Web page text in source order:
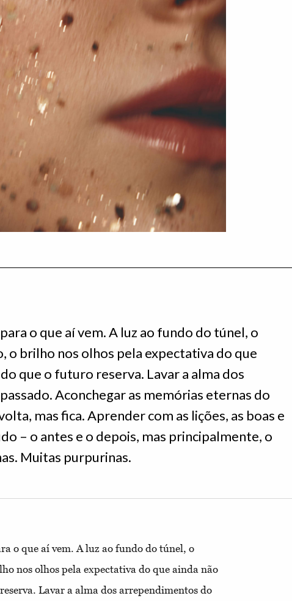
o que aí vem. A luz ao fundo do túnel, o
o brilho nos olhos pela expectativa do que
que o futuro reserva. Lavar a alma dos
Aconchegar as memórias eternas do
mas fica. Aprender com as lições, as boas e
– o antes e o depois, mas principalmente, o
Muitas purpurinas.
o que aí vem. A luz ao fundo do túnel, o
nos olhos pela expectativa do que ainda não
Lavar a alma dos arrependimentos do